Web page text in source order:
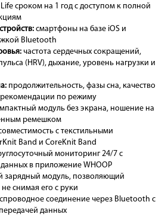
сроком на 1 год с доступом к полной
смартфоны на базе iOS и
Bluetooth
частота сердечных сокращений,
(HRV), дыхание, уровень нагрузки и
продолжительность, фазы сна, качество
рекомендации по режиму
модуль без экрана, ношение на
ремешком
с текстильными
Band и CoreKnit Band
мониторинг 24/7 с
в приложение WHOOP
зарядный модуль, позволяющий
снимая его с руки
соединение через Bluetooth с
данных